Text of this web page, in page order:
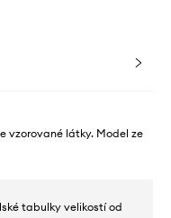
vzorované látky. Model ze
tabulky velikostí od